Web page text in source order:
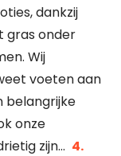
dankzij
gras onder
Wij
voeten aan
belangrijke
onze
zijn… 4.